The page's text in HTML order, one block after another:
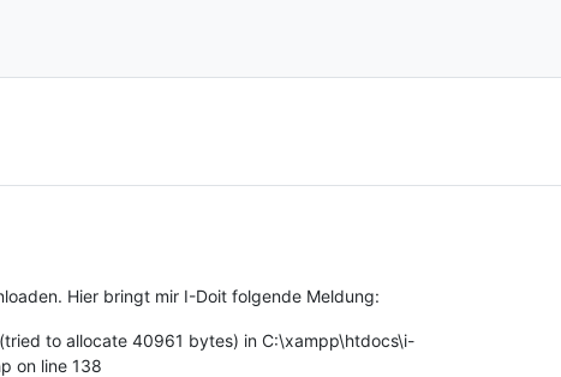
Hier bringt mir I-Doit folgende Meldung:
to allocate 40961 bytes) in C:\xampp\htdocs\i-
on line 138